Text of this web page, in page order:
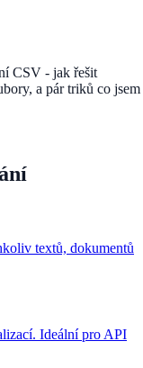
CSV - jak řešit
a pár triků co jsem
textů, dokumentů
Ideální pro API